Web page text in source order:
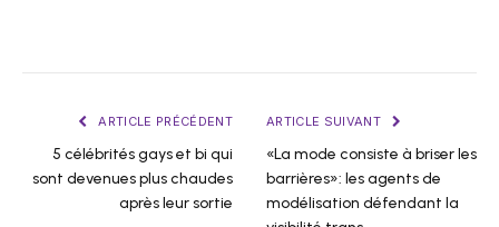
ARTICLE PRÉCÉDENT
5 célébrités gays et bi qui
sont devenues plus chaudes
après leur sortie
ARTICLE SUIVANT
«La mode consiste à briser les
barrières»: les agents de
modélisation défendant la